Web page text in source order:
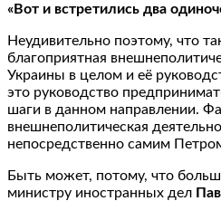
«Вот и встретились два
Неудивительно поэтому, что
благоприятная
Украины в целом и её
это руководство
шаги в данном направлении.
внешнеполитическая
непосредственно самим
Быть может, потому, что
министру иностранных дел